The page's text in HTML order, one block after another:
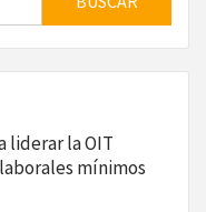
liderar la OIT
mínimos